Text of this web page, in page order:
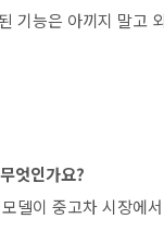
기능은 아끼지 말고
엇인가요?
델이 중고차 시장에